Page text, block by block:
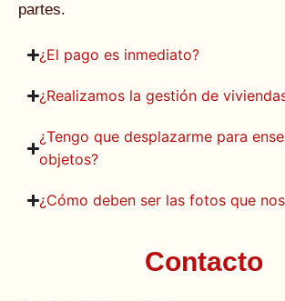
partes.
¿El pago es inmediato?
¿Realizamos la gestión de
¿Tengo que desplazarme para
objetos?
¿Cómo deben ser las fotos que
Contacto